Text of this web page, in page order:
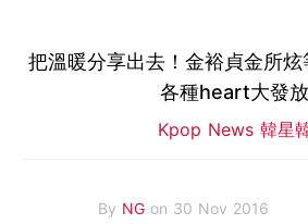
把溫暖分享出去！金裕貞金所炫
各種heart大發
Kpop News 韓星
By NG on 30 Nov 2016